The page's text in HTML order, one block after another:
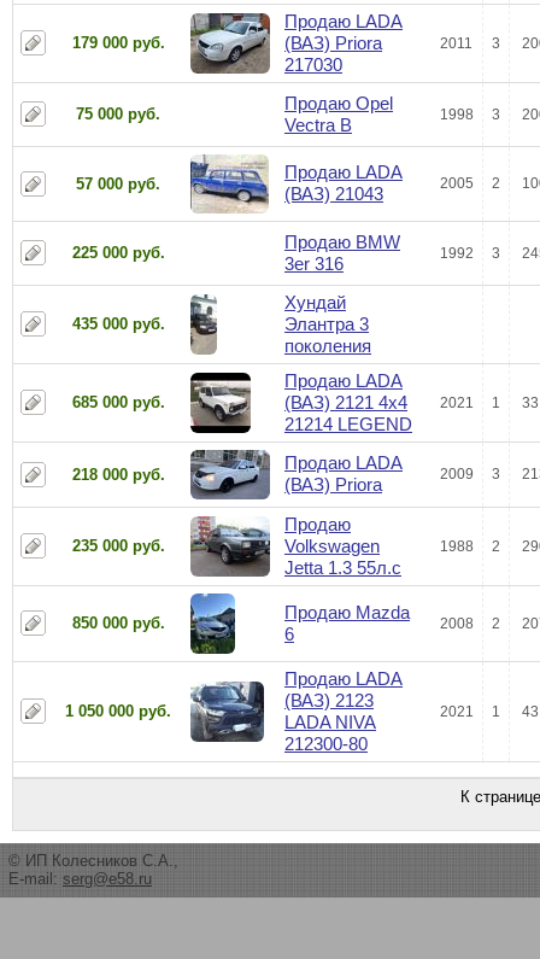
179 000 руб.
Продаю LADA
(ВАЗ) Priora
217030
2011 3
75 000 руб.
Продаю Opel
Vectra B
1998 3
57 000 руб.
Продаю LADA
(ВАЗ) 21043
2005 2
225 000 руб.
Продаю BMW
3er 316
1992 3
435 000 руб.
Хундай
Элантра 3
поколения
685 000 руб.
Продаю LADA
(ВАЗ) 2121 4x4
21214 LEGEND
2021 1
218 000 руб.
Продаю LADA
(ВАЗ) Priora
2009 3
235 000 руб.
Продаю
Volkswagen
Jetta 1.3 55л.с
1988 2
850 000 руб.
Продаю Mazda
6
2008 2
1 050 000 руб.
Продаю LADA
(ВАЗ) 2123
LADA NIVA
212300-80
2021 1
К
© ИП Колесников С.А.,
E-mail: serg@e58.ru